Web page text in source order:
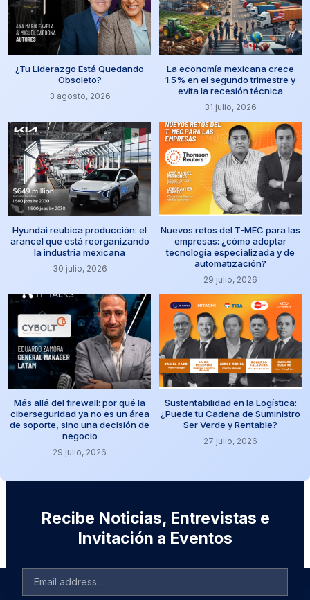
¿Tu Liderazgo Está Quedando
Obsoleto?
3 agosto, 2026
La economía mexicana crece
1.5% en el segundo trimestre y
evita la recesión técnica
31 julio, 2026
Hyundai reubica producción: el
arancel que está reorganizando
la industria mexicana
30 julio, 2026
Nuevos retos del T-MEC para las
empresas: ¿cómo adoptar
tecnología especializada y de
automatización?
29 julio, 2026
Más allá del firewall: por qué la
ciberseguridad ya no es un área
de soporte, sino una decisión de
negocio
29 julio, 2026
Sustentabilidad en la Logística:
¿Puede tu Cadena de Suministro
Ser Verde y Rentable?
27 julio, 2026
Recibe Noticias, Entrevistas e
Invitación a Eventos